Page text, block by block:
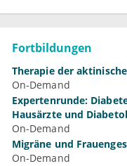
Fortbildungen
Therapie der
On-Demand
Expertenrunde:
Hausärzte und
On-Demand
Migräne und
On-Demand